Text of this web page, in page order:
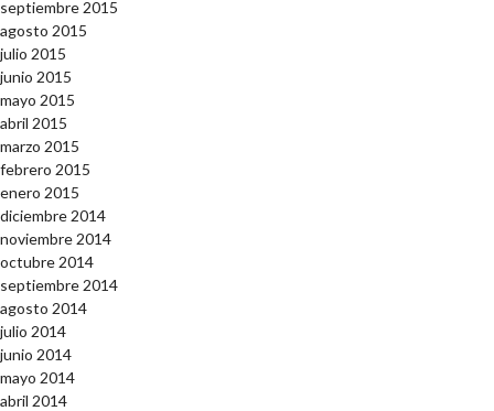
septiembre 2015
agosto 2015
julio 2015
junio 2015
mayo 2015
abril 2015
marzo 2015
febrero 2015
enero 2015
diciembre 2014
noviembre 2014
octubre 2014
septiembre 2014
agosto 2014
julio 2014
junio 2014
mayo 2014
abril 2014